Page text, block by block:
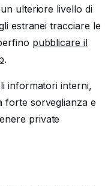
ulteriore livello di
estranei tracciare le
pubblicare il
.
informatori interni,
forte sorveglianza e
private